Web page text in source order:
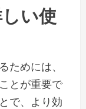
い使
ためには、
とが重要で
で、より効